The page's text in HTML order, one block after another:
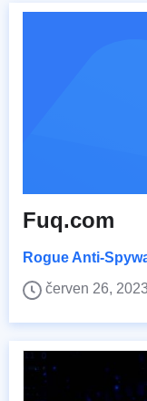
Fuq.com
Rogue Anti-
červen 26, 2023